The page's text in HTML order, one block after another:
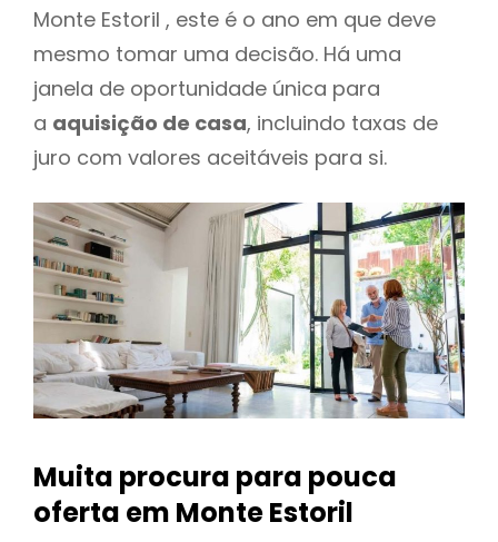
Monte Estoril , este é o ano em que deve
mesmo tomar uma decisão. Há uma
janela de oportunidade única para
a aquisição de casa, incluindo taxas de
juro com valores aceitáveis para si.
Muita procura para pouca
oferta em Monte Estoril